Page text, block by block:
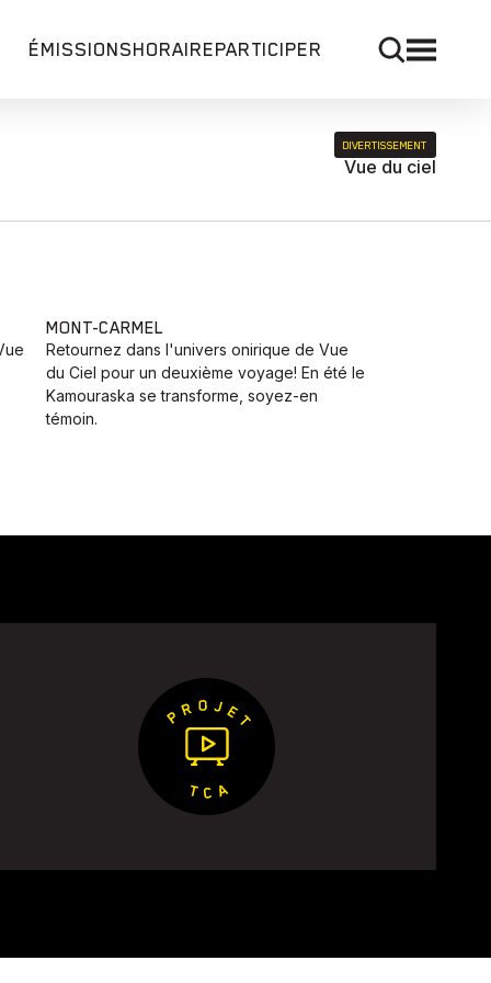
ÉMISSIONSHORAIREPARTICIPER
DIVERTISSEMENT
Vue du ciel
MONT-CARMEL
Retournez dans l'univers onirique de Vue
du Ciel pour un deuxième voyage! En été le
Kamouraska se transforme, soyez-en
témoin.